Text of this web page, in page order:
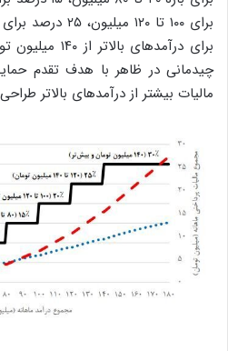
برای درآمدهای
چیدمانی در ظاهر با هدف تقدم
مالیات بیشتر از درآمدهای بالاتر